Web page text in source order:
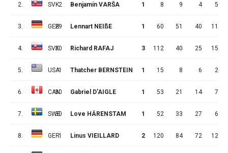
2. SVK2 Benjamín VARŠA 1 8 9 4 5
3. GER
29 Lennart NEIßE 1 60 51 40 11
4. SVK30 Richard RAFAJ 3 112 40 25 15
5. USA1 Thatcher BERNSTEIN 1 15 8 6 2
6. CAN
30 Gabriel D’AIGLE 1 53 21 14 7
7. SWE
30 Love HÄRENSTAM 1 52 33 27 6
8. GER1 Linus VIEILLARD 2 120 84 72 12